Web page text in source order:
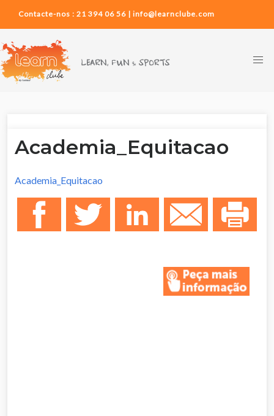
Contacte-nos : 21 394 06 56 | info@learnclube.com
Academia_Equitacao
Academia_Equitacao